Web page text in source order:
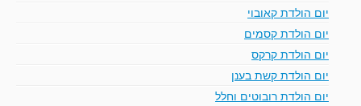
יום הולדת קאובוי
יום הולדת קסמים
יום הולדת קרקס
יום הולדת קשת בענן
יום הולדת רובוטים וחלל